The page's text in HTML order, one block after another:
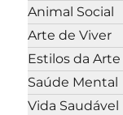
Animal Social
Arte de Viver
Estilos da Arte
Saúde Mental
Vida Saudável